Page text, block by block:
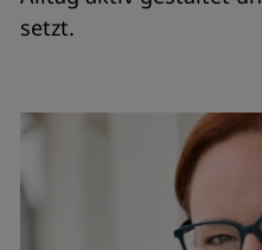
setzt.